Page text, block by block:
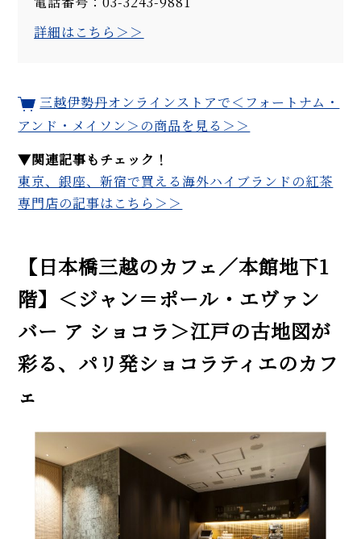
詳細はこちら＞＞
三越伊勢丹オンラインストアで＜フォートナム・
アンド・メイソン＞の商品を見る＞＞
▼関連記事もチェック！
東京、銀座、新宿で買える海外ハイブランドの紅茶
専門店の記事はこちら＞＞
【日本橋三越のカフェ／本館地下1
階】＜ジャン＝ポール・エヴァン
バー ア ショコラ＞江戸の古地図が
彩る、パリ発ショコラティエのカフ
ェ